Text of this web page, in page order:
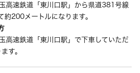
高速鉄道「東川口駅」から県道381号線
約200メートルになります。
高速鉄道「東川口駅」で下車していただ
す。